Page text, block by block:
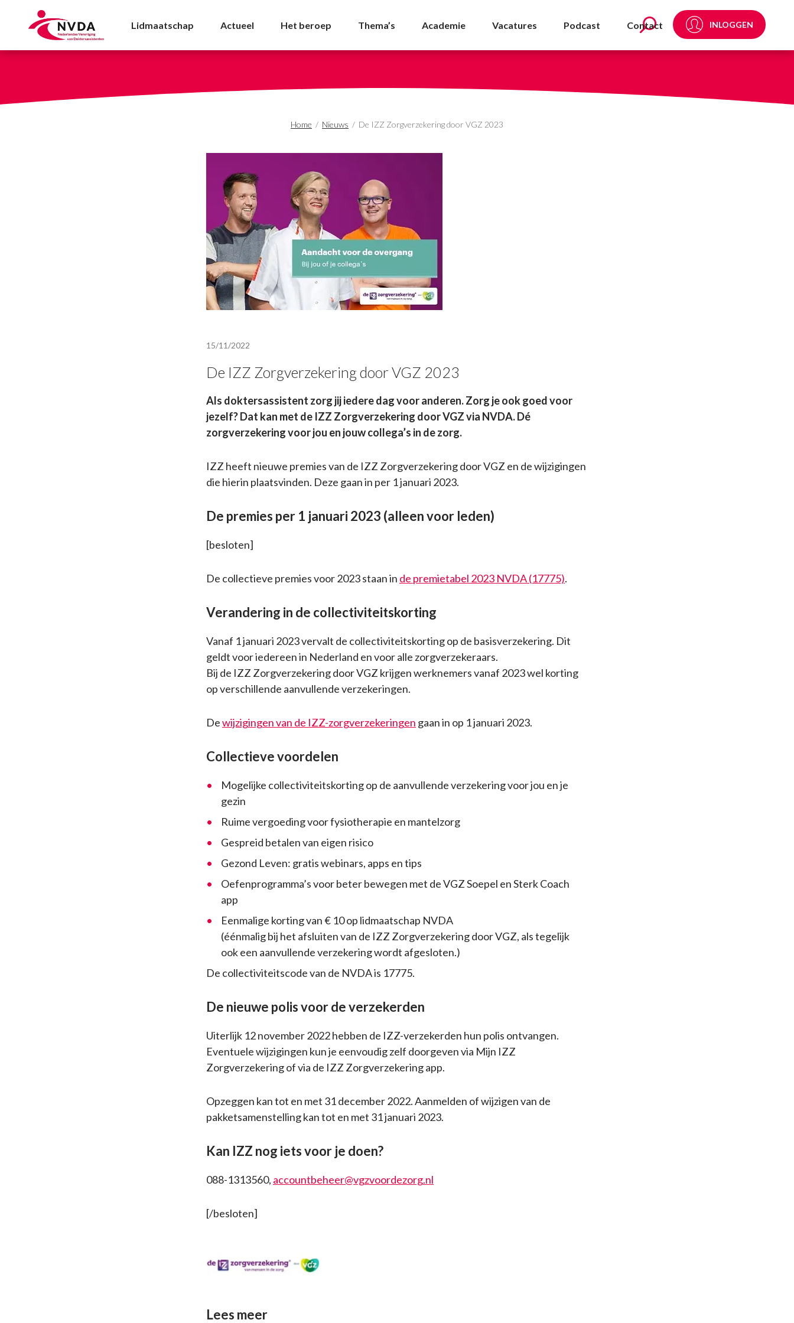
De IZZ Zorgverzekering door VGZ 2023 - NVDA
Lidmaatschap Actueel Het beroep Thema’s Academie Vacatures Podcast Contact INLOGGEN
Home / Nieuws / De IZZ Zorgverzekering door VGZ 2023
15/11/2022
De IZZ Zorgverzekering door VGZ 2023
Als doktersassistent zorg jij iedere dag voor anderen. Zorg je ook goed voor
jezelf? Dat kan met de IZZ Zorgverzekering door VGZ via NVDA. Dé
zorgverzekering voor jou en jouw collega’s in de zorg.
IZZ heeft nieuwe premies van de IZZ Zorgverzekering door VGZ en de wijzigingen
die hierin plaatsvinden. Deze gaan in per 1 januari 2023.
De premies per 1 januari 2023 (alleen voor leden)
[besloten]
De collectieve premies voor 2023 staan in de premietabel 2023 NVDA (17775).
Verandering in de collectiviteitskorting
Vanaf 1 januari 2023 vervalt de collectiviteitskorting op de basisverzekering. Dit
geldt voor iedereen in Nederland en voor alle zorgverzekeraars.
Bij de IZZ Zorgverzekering door VGZ krijgen werknemers vanaf 2023 wel korting
op verschillende aanvullende verzekeringen.
Dewijzigingen van de IZZ-zorgverzekeringen gaan in op 1 januari 2023.
Collectieve voordelen
Mogelijke collectiviteitskorting op de aanvullende verzekering voor jou en je
gezin
Ruime vergoeding voor fysiotherapie en mantelzorg
Gespreid betalen van eigen risico
Gezond Leven: gratis webinars, apps en tips
Oefenprogramma’s voor beter bewegen met de VGZ Soepel en Sterk Coach
app
Eenmalige korting van € 10 op lidmaatschap NVDA
(éénmalig bij het afsluiten van de IZZ Zorgverzekering door VGZ, als tegelijk
ook een aanvullende verzekering wordt afgesloten.)
De collectiviteitscode van de NVDA is 17775.
De nieuwe polis voor de verzekerden
Uiterlijk 12 november 2022 hebben de IZZ-verzekerden hun polis ontvangen.
Eventuele wijzigingen kun je eenvoudig zelf doorgeven via Mijn IZZ
Zorgverzekering of via de IZZ Zorgverzekering app.
Opzeggen kan tot en met 31 december 2022. Aanmelden of wijzigen van de
pakketsamenstelling kan tot en met 31 januari 2023.
Kan IZZ nog iets voor je doen?
088-1313560, accountbeheer@vgzvoordezorg.nl
[/besloten]
Lees meer